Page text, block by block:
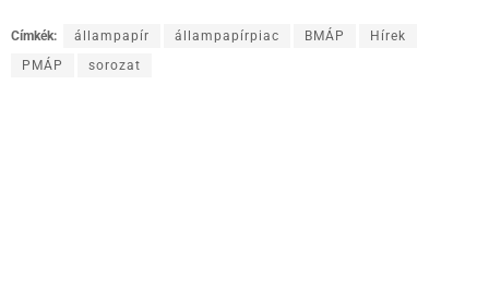
Címkék: állampapír állampapírpiac BMÁP
Hírek
PMÁP
sorozat